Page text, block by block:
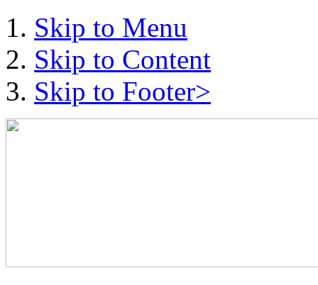
Skip to Menu
Skip to Content
Skip to Footer>